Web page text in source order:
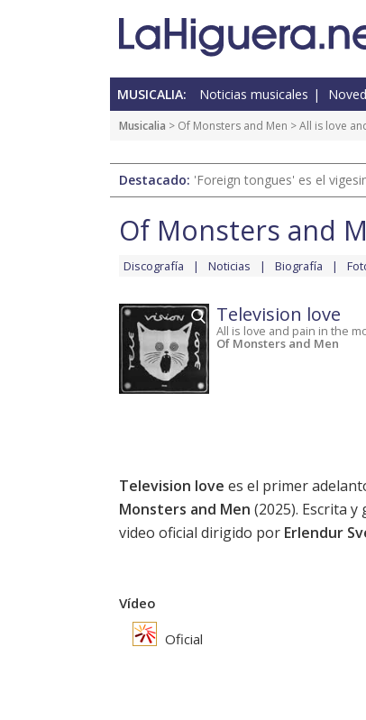
MUSICALIA: Noticias musicales
Musicalia > Of Monsters and Men >All is love
Destacado: 'Foreign tongues' es el
Of Monsters and
Discografía Noticias Biografía
Television love
All is love and pain in the
Of Monsters and Men
Television love es el primer
Monsters and Men (2025). Escrita
video oficial dirigido por Erlendur
Vídeo
Oficial